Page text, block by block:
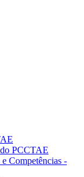
PCCTAE
Competências -